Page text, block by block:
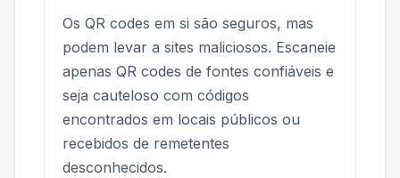
Os QR codes em si são seguros, mas
podem levar a sites maliciosos. Escaneie
apenas QR codes de fontes confiáveis e
seja cauteloso com códigos
encontrados em locais públicos ou
recebidos de remetentes
desconhecidos.